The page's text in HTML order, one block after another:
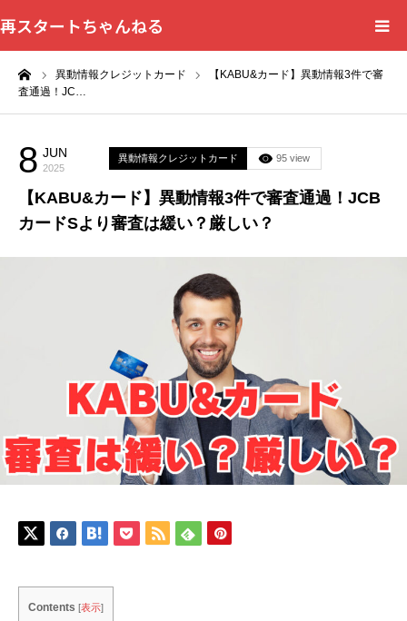
再スタートちゃんねる
異動情報クレジットカード
【KABU&カード】異動情報3件で審
査通過！JC…
8 JUN
2025
異動情報クレジットカード 95 view
【KABU&カード】異動情報3件で審査通過！JCB
カードSより審査は緩い？厳しい？
Contents [表示]
HOME
プライバシーポリシー